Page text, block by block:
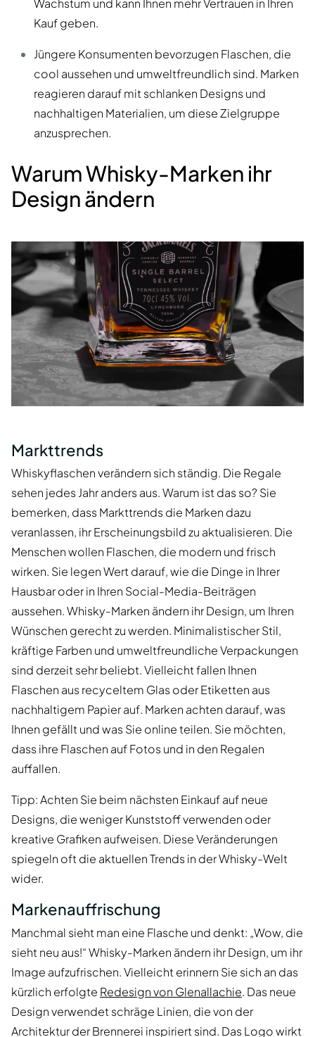
Wachstum und kann Ihnen mehr Vertrauen in Ihren
Kauf geben.
Jüngere Konsumenten bevorzugen Flaschen, die
cool aussehen und umweltfreundlich sind. Marken
reagieren darauf mit schlanken Designs und
nachhaltigen Materialien, um diese Zielgruppe
anzusprechen.
Warum Whisky-Marken ihr
Design ändern
Markttrends
Whiskyflaschen verändern sich ständig. Die Regale
sehen jedes Jahr anders aus. Warum ist das so? Sie
bemerken, dass Markttrends die Marken dazu
veranlassen, ihr Erscheinungsbild zu aktualisieren. Die
Menschen wollen Flaschen, die modern und frisch
wirken. Sie legen Wert darauf, wie die Dinge in Ihrer
Hausbar oder in Ihren Social-Media-Beiträgen
aussehen. Whisky-Marken ändern ihr Design, um Ihren
Wünschen gerecht zu werden. Minimalistischer Stil,
kräftige Farben und umweltfreundliche Verpackungen
sind derzeit sehr beliebt. Vielleicht fallen Ihnen
Flaschen aus recyceltem Glas oder Etiketten aus
nachhaltigem Papier auf. Marken achten darauf, was
Ihnen gefällt und was Sie online teilen. Sie möchten,
dass ihre Flaschen auf Fotos und in den Regalen
auffallen.
Tipp: Achten Sie beim nächsten Einkauf auf neue
Designs, die weniger Kunststoff verwenden oder
kreative Grafiken aufweisen. Diese Veränderungen
spiegeln oft die aktuellen Trends in der Whisky-Welt
wider.
Markenauffrischung
Manchmal sieht man eine Flasche und denkt: „Wow, die
sieht neu aus!“ Whisky-Marken ändern ihr Design, um ihr
Image aufzufrischen. Vielleicht erinnern Sie sich an das
kürzlich erfolgte Redesign von Glenallachie. Das neue
Design verwendet schräge Linien, die von der
Architektur der Brennerei inspiriert sind. Das Logo wirkt